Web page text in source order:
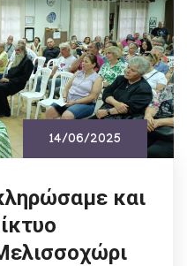
14/06/2025
και